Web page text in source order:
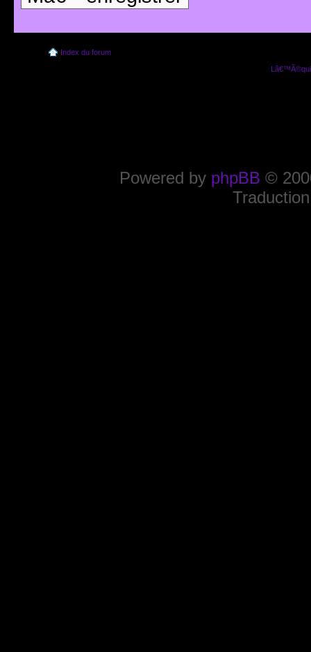
Index du forum
Powered by phpBB ©